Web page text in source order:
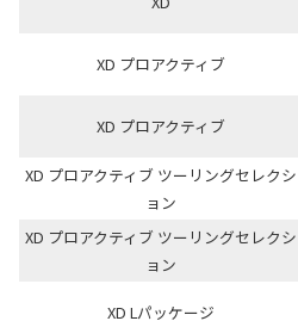
XD プロアクティブ
XD プロアクティブ
XD プロアクティブ ツーリングセレクシ
ョン
XD プロアクティブ ツーリングセレクシ
ョン
XD Lパッケージ